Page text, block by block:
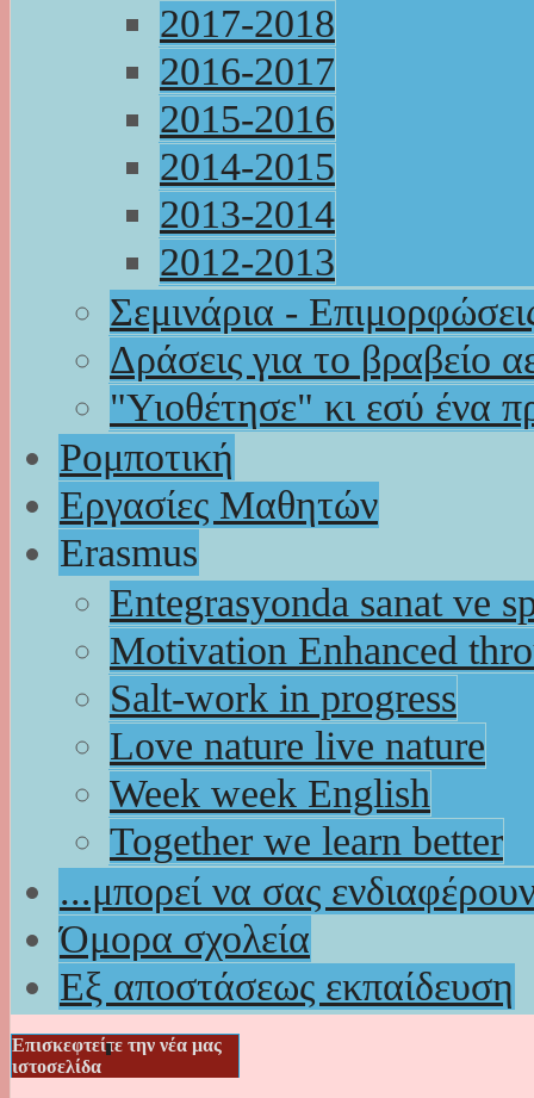
2017-2018
2016-2017
2015-2016
2014-2015
2013-2014
2012-2013
Σεμινάρια -
Δράσεις για το βραβείο
"Υιοθέτησε" κι εσύ ένα
Ρομποτική
Εργασίες Μαθητών
Erasmus
Entegrasyonda sanat ve
Motivation Enhanced
Salt-work in progress
Love nature live nature
Week week English
Together we learn better
...μπορεί να σας
Όμορα σχολεία
Εξ αποστάσεως εκπαίδευση
Επισκεφτείτε την νέα μας
ιστοσελίδα